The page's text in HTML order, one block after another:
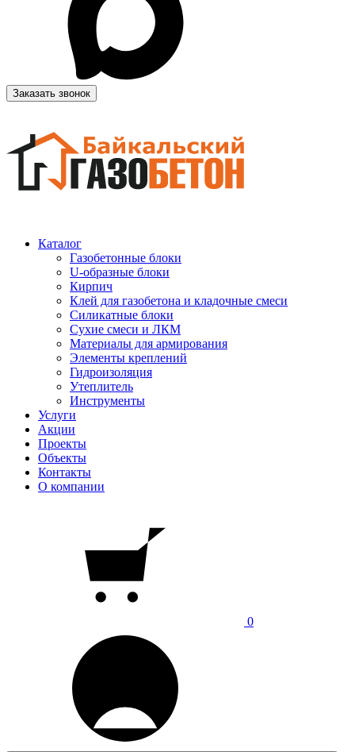
Заказать звонок
Каталог
Газобетонные блоки
U-образные блоки
Кирпич
Клей для газобетона и кладочные смеси
Силикатные блоки
Сухие смеси и ЛКМ
Материалы для армирования
Элементы креплений
Гидроизоляция
Утеплитель
Инструменты
Услуги
Акции
Проекты
Объекты
Контакты
О компании
0